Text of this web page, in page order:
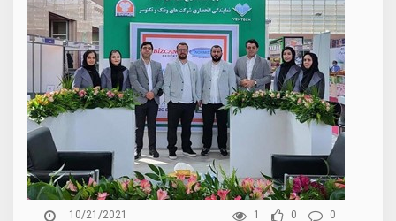
10/21/2021 1 0 0